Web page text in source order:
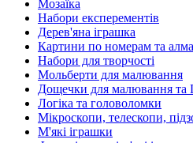
Мозаїка
Набори експерементів
Дерев'яна іграшка
Картини по номерам та
Набори для творчості
Мольберти для малювання
Дощечки для малювання та
Логіка та головоломки
Мікроскопи, телескопи,
М'які іграшки